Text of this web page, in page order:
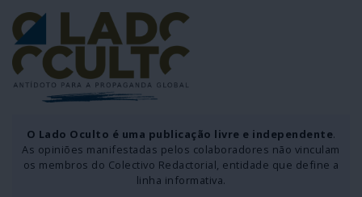
O Lado Oculto é uma publicação livre e independente.
As opiniões manifestadas pelos colaboradores não vinculam
os membros do Colectivo Redactorial, entidade que define a
linha informativa.